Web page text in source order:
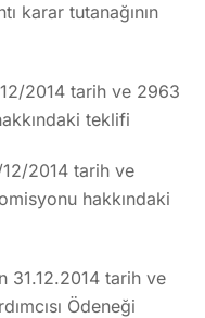
karar tutanağının
2014 tarih ve 2963
teklifi
2014 tarih ve
hakkındaki
31.12.2014 tarih ve
Ödeneği